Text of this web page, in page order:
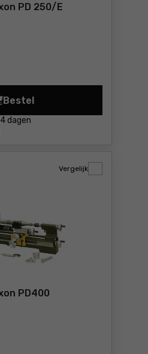
PD 250/E
dagen
Bestel
Draaibank Proxxon PD
PD400
Vergelijk